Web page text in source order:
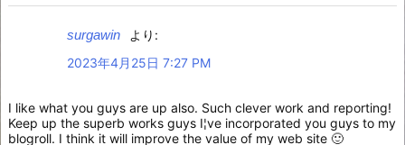
surgawin
より:
2023年4月25日 7:27 PM
I like what you guys are up also. Such clever work and reporting!
Keep up the superb works guys I¦ve incorporated you guys to my
blogroll. I think it will improve the value of my web site 🙂